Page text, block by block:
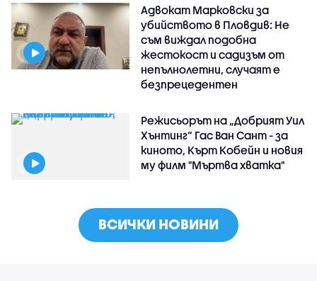
Адвокат Марковски за
убийството в Пловдив: Не
съм виждал подобна
жестокост и садизъм от
непълнолетни, случаят е
безпрецедентен
Режисьорът на „Добрият Уил
Хънтинг“ Гас Ван Сант - за
киното, Кърт Кобейн и новия
му филм "Мъртва хватка"
ВСИЧКИ НОВИНИ